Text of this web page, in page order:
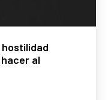
hostilidad
al